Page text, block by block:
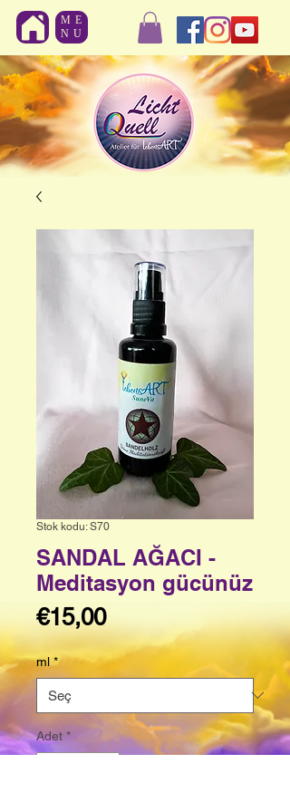
ME
NU
Stok kodu: S70
SANDAL AĞACI -
Meditasyon gücünüz
€15,00Fiyat
ml *
Adet *